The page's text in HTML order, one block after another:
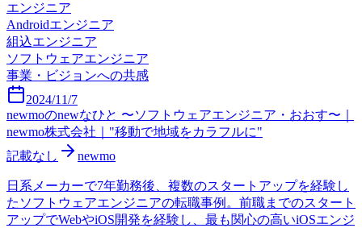
エンジニア
Androidエンジニア
組込エンジニア
ソフトウェアエンジニア
事業・ビジョンへの共感
2024/11/7
newmoのnewなひと 〜ソフトウェアエンジニア・おおす〜｜
newmo株式会社｜"移動で地域をカラフルに"
記載なし
newmo
日系メーカーで7年勤務後、複数のスタートアップを経験し
たソフトウェアエンジニアの転職事例。前職までのスタート
アップでWebやiOS開発を経験し、最も関心の高いiOSエンジ